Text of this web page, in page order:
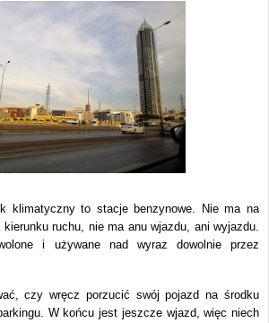
klimatyczny to stacje benzynowe. Nie ma na
ruchu, nie ma anu wjazdu, ani wyjazdu.
i używane nad wyraz dowolnie przez
czy wręcz porzucić swój pojazd na środku
W końcu jest jeszcze wjazd, więc niech